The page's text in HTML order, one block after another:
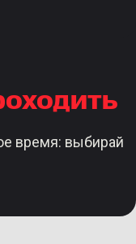
время: выбирай